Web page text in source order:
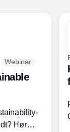
Webinar
Hør